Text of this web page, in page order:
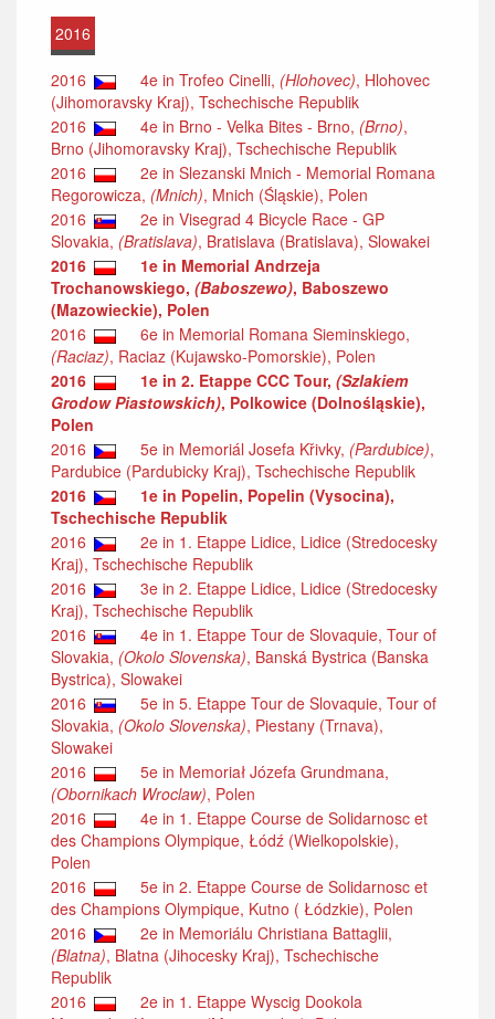
2016
2016 4e in Trofeo Cinelli, (Hlohovec), Hlohovec
(Jihomoravsky Kraj), Tschechische Republik
2016
4e in Brno - Velka Bites - Brno, (Brno),
Brno (Jihomoravsky Kraj), Tschechische Republik
2016
2e in Slezanski Mnich - Memorial Romana
Regorowicza, (Mnich), Mnich (Śląskie), Polen
2016
2e in Visegrad 4 Bicycle Race - GP
Slovakia, (Bratislava), Bratislava (Bratislava), Slowakei
2016
1e in Memorial Andrzeja
Trochanowskiego, (Baboszewo), Baboszewo
(Mazowieckie), Polen
2016
6e in Memorial Romana Sieminskiego,
(Raciaz), Raciaz (Kujawsko-Pomorskie), Polen
2016
1e in 2. Etappe CCC Tour, (Szlakiem
Grodow Piastowskich), Polkowice (Dolnośląskie),
Polen
2016
5e in Memoriál Josefa Křivky, (Pardubice),
Pardubice (Pardubicky Kraj), Tschechische Republik
2016
1e in Popelin, Popelin (Vysocina),
Tschechische Republik
2016
2e in 1. Etappe Lidice, Lidice (Stredocesky
Kraj), Tschechische Republik
2016
3e in 2. Etappe Lidice, Lidice (Stredocesky
Kraj), Tschechische Republik
2016
4e in 1. Etappe Tour de Slovaquie, Tour of
Slovakia, (Okolo Slovenska), Banská Bystrica (Banska
Bystrica), Slowakei
2016
5e in 5. Etappe Tour de Slovaquie, Tour of
Slovakia, (Okolo Slovenska), Piestany (Trnava),
Slowakei
2016
5e in Memoriał Józefa Grundmana,
(Obornikach Wroclaw), Polen
2016
4e in 1. Etappe Course de Solidarnosc et
des Champions Olympique, Łódź (Wielkopolskie),
Polen
2016
5e in 2. Etappe Course de Solidarnosc et
des Champions Olympique, Kutno ( Łódzkie), Polen
2016
2e in Memoriálu Christiana Battaglii,
(Blatna), Blatna (Jihocesky Kraj), Tschechische
Republik
2016
2e in 1. Etappe Wyscig Dookola